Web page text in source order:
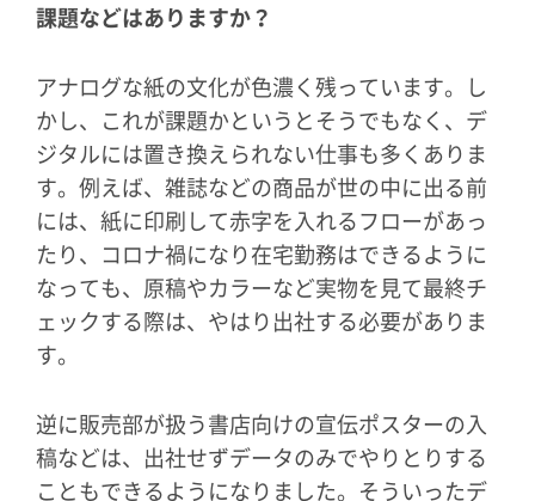
課題などはありますか？
アナログな紙の文化が色濃く残っています。し
かし、これが課題かというとそうでもなく、デ
ジタルには置き換えられない仕事も多くありま
す。例えば、雑誌などの商品が世の中に出る前
には、紙に印刷して赤字を入れるフローがあっ
たり、コロナ禍になり在宅勤務はできるように
なっても、原稿やカラーなど実物を見て最終チ
ェックする際は、やはり出社する必要がありま
す。
逆に販売部が扱う書店向けの宣伝ポスターの入
稿などは、出社せずデータのみでやりとりする
こともできるようになりました。そういったデ